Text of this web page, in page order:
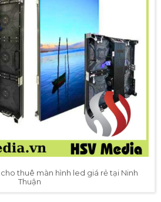
thuê màn hình led giá rẻ tại Ninh
Thuận